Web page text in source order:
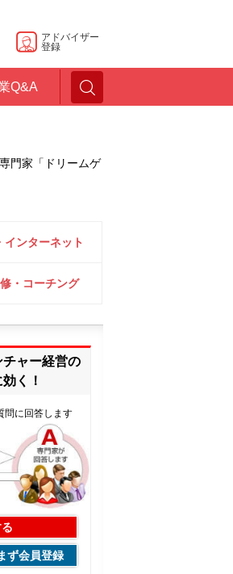
アドバイザー
登録
Q&A
門家「ドリームゲ
インターネット
・コーチング
ャー経営の
く！
問に回答します
ず会員登録